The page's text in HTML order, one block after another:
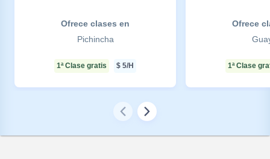
Ofrece clases en
Pichincha
1ª Clase gratis $ 5/H
Ofrece
1ª Clase